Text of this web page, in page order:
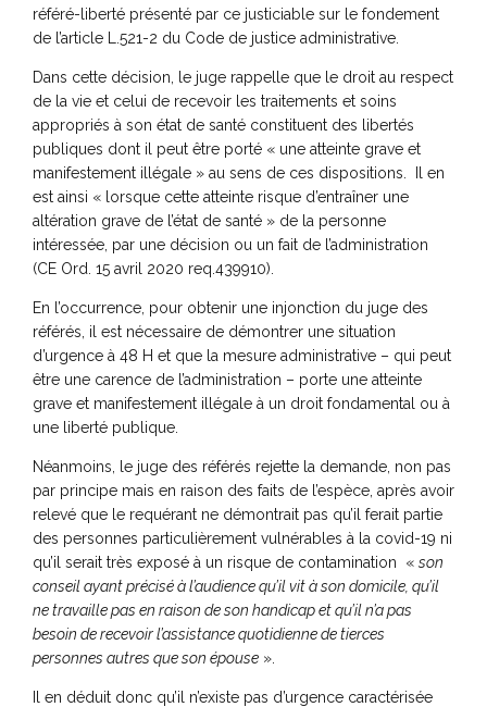
référé-liberté présenté par ce justiciable sur le fondement
de l’article L.521-2 du Code de justice administrative.
Dans cette décision, le juge rappelle que le droit au respect
de la vie et celui de recevoir les traitements et soins
appropriés à son état de santé constituent des libertés
publiques dont il peut être porté « une atteinte grave et
manifestement illégale » au sens de ces dispositions. Il en
est ainsi « lorsque cette atteinte risque d’entraîner une
altération grave de l’état de santé » de la personne
intéressée, par une décision ou un fait de l’administration
(CE Ord. 15 avril 2020 req.439910).
En l’occurrence, pour obtenir une injonction du juge des
référés, il est nécessaire de démontrer une situation
d’urgence à 48 H et que la mesure administrative – qui peut
être une carence de l’administration – porte une atteinte
grave et manifestement illégale à un droit fondamental ou à
une liberté publique.
Néanmoins, le juge des référés rejette la demande, non pas
par principe mais en raison des faits de l’espèce, après avoir
relevé que le requérant ne démontrait pas qu’il ferait partie
des personnes particulièrement vulnérables à la covid-19 ni
qu’il serait très exposé à un risque de contamination « son
conseil ayant précisé à l’audience qu’il vit à son domicile, qu’il
ne travaille pas en raison de son handicap et qu’il n’a pas
besoin de recevoir l’assistance quotidienne de tierces
personnes autres que son épouse ».
Il en déduit donc qu’il n’existe pas d’urgence caractérisée